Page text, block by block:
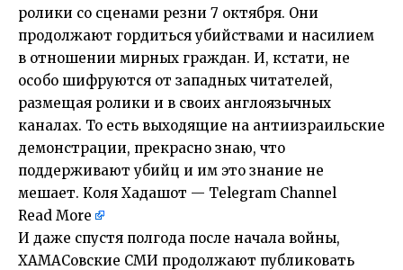
ролики со сценами резни 7 октября. Они
продолжают гордиться убийствами и насилием
в отношении мирных граждан. И, кстати, не
особо шифруются от западных читателей,
размещая ролики и в своих англоязычных
каналах. То есть выходящие на антиизраильские
демонстрации, прекрасно знаю, что
поддерживают убийц и им это знание не
мешает. Коля Хадашот — Telegram Channel
Read More
И даже спустя полгода после начала войны,
ХАМАСовские СМИ продолжают публиковать